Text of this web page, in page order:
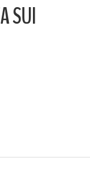
SUI